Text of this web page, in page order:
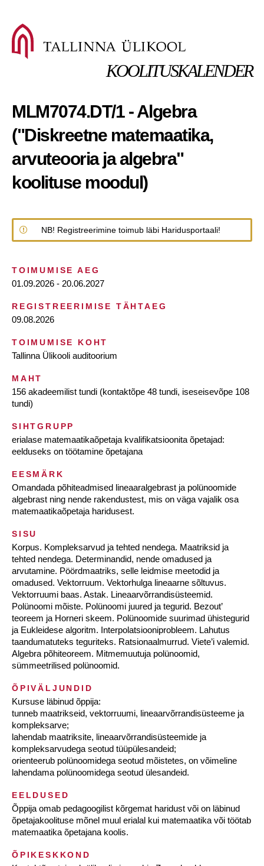
KOOLITUSKALENDER
MLM7074.DT/1 - Algebra
("Diskreetne matemaatika,
arvuteooria ja algebra"
koolituse moodul)
NB! Registreerimine toimub läbi Haridusportaali!
TOIMUMISE AEG
01.09.2026 - 20.06.2027
REGISTREERIMISE TÄHTAEG
09.08.2026
TOIMUMISE KOHT
Tallinna Ülikooli auditoorium
MAHT
156 akadeemilist tundi (kontaktõpe 48 tundi, iseseisevõpe 108
tundi)
SIHTGRUPP
erialase matemaatikaõpetaja kvalifikatsioonita õpetajad:
eelduseks on töötamine õpetajana
EESMÄRK
Omandada põhiteadmised lineaaralgebrast ja polünoomide
algebrast ning nende rakendustest, mis on väga vajalik osa
matemaatikaõpetaja haridusest.
SISU
Korpus. Kompleksarvud ja tehted nendega. Maatriksid ja
tehted nendega. Determinandid, nende omadused ja
arvutamine. Pöördmaatriks, selle leidmise meetodid ja
omadused. Vektorruum. Vektorhulga lineaarne sõltuvus.
Vektorruumi baas. Astak. Lineaarvõrrandisüsteemid.
Polünoomi mõiste. Polünoomi juured ja tegurid. Bezout’
teoreem ja Horneri skeem. Polünoomide suurimad ühistegurid
ja Eukleidese algoritm. Interpolatsiooniprobleem. Lahutus
taandumatuteks teguriteks. Ratsionaalmurrud. Viete’i valemid.
Algebra põhiteoreem. Mitmemuutuja polünoomid,
sümmeetrilised polünoomid.
ÕPIVÄLJUNDID
Kursuse läbinud õppija:
tunneb maatrikseid, vektorruumi, lineaarvõrrandisüsteeme ja
kompleksarve;
lahendab maatriksite, lineaarvõrrandisüsteemide ja
kompleksarvudega seotud tüüpülesandeid;
orienteerub polünoomidega seotud mõistetes, on võimeline
lahendama polünoomidega seotud ülesandeid.
EELDUSED
Õppija omab pedagoogilist kõrgemat haridust või on läbinud
õpetajakoolituse mõnel muul erialal kui matemaatika või töötab
matemaatika õpetajana koolis.
ÕPIKESKKOND